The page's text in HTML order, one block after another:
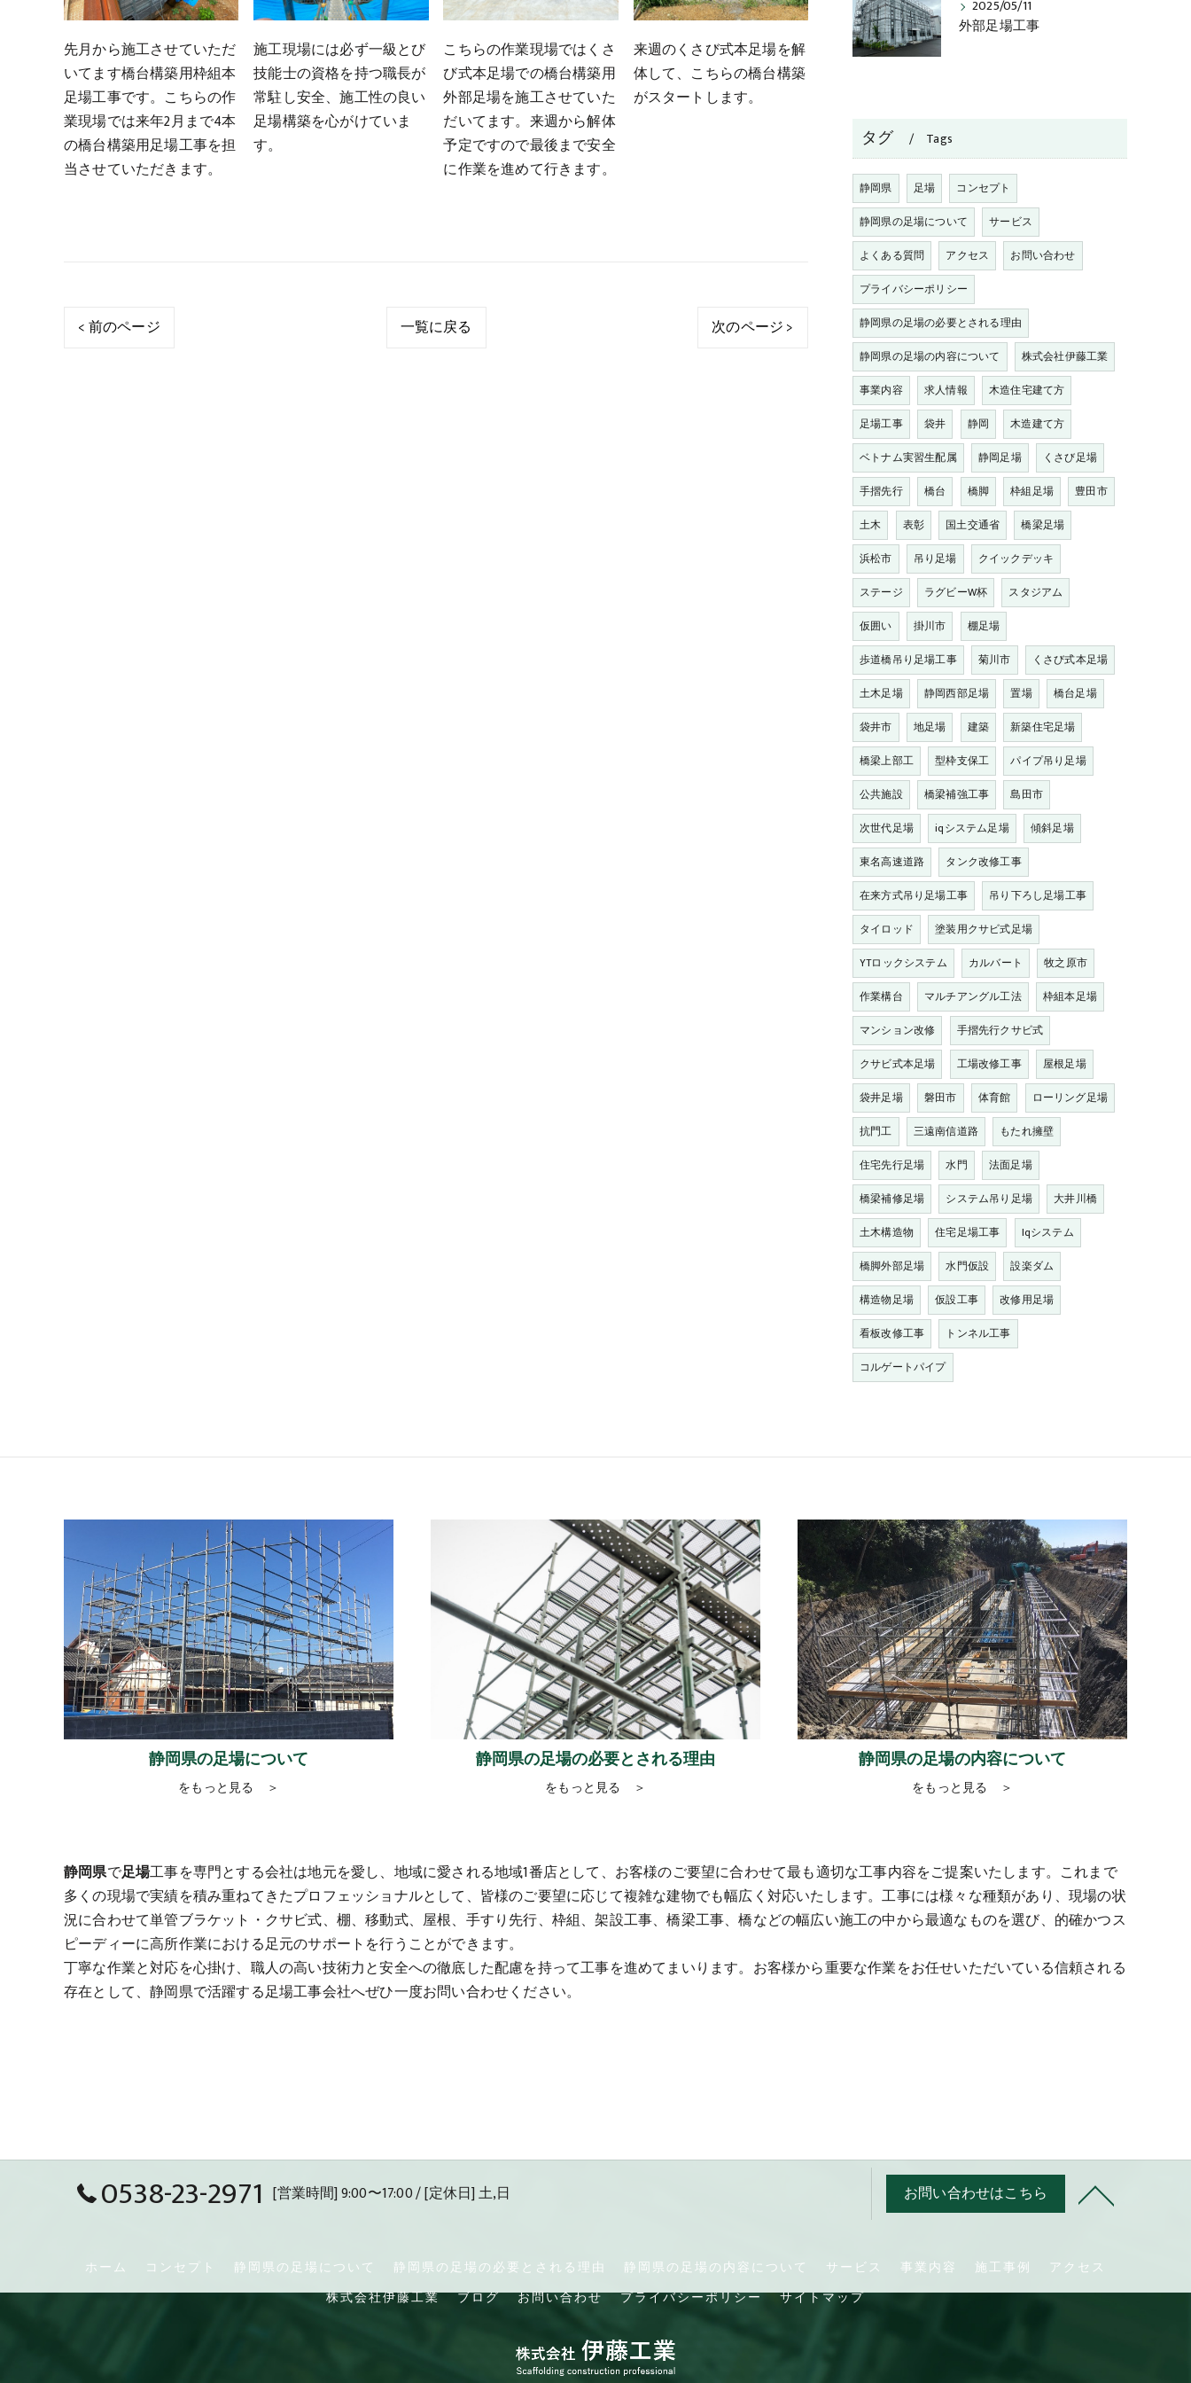
先月から施工させていただ
いてます橋台構築用枠組本
足場工事です。こちらの作
業現場では来年2月まで4本
の橋台構築用足場工事を担
当させていただきます。
施工現場には必ず一級とび
技能士の資格を持つ職長が
常駐し安全、施工性の良い
足場構築を心がけていま
す。
こちらの作業現場ではくさ
び式本足場での橋台構築用
外部足場を施工させていた
だいてます。来週から解体
予定ですので最後まで安全
に作業を進めて行きます。
来週のくさび式本足場を解
体して、こちらの橋台構築
がスタートします。
< 前のページ 一覧に戻る 次のページ >
2025/05/11
外部足場工事
タグ Tags
静岡県 足場
コンセプト
静岡県の足場について
サービス
よくある質問
アクセス
お問い合わせ
プライバシーポリシー
静岡県の足場の必要とされる理由
静岡県の足場の内容について
株式会社伊藤工業
事業内容
求人情報
木造住宅建て方
足場工事
袋井 静岡
木造建て方
ベトナム実習生配属
静岡足場
くさび足場
手摺先行
橋台 橋脚 枠組足場
豊田市
土木
表彰 国土交通省
橋梁足場
浜松市
吊り足場
クイックデッキ
ステージ
ラグビーW杯
スタジアム
仮囲い
掛川市
棚足場
歩道橋吊り足場工事
菊川市
くさび式本足場
土木足場
静岡西部足場 置場
橋台足場
袋井市
地足場 建築
新築住宅足場
橋梁上部工
型枠支保工
パイプ吊り足場
公共施設
橋梁補強工事
島田市
次世代足場
iqシステム足場
傾斜足場
東名高速道路
タンク改修工事
在来方式吊り足場工事
吊り下ろし足場工事
タイロッド
塗装用クサビ式足場
YTロックシステム
カルバート
牧之原市
作業構台
マルチアングル工法
枠組本足場
マンション改修
手摺先行クサビ式
クサビ式本足場
工場改修工事
屋根足場
袋井足場
磐田市 体育館
ローリング足場
抗門工
三遠南信道路
もたれ擁壁
住宅先行足場
水門
法面足場
橋梁補修足場
システム吊り足場
大井川橋
土木構造物
住宅足場工事
Iqシステム
橋脚外部足場
水門仮設
設楽ダム
構造物足場
仮設工事
改修用足場
看板改修工事
トンネル工事
コルゲートパイプ
静岡県の足場について
をもっと見る ＞
静岡県の足場の必要とされる理由
をもっと見る ＞
静岡県の足場の内容について
をもっと見る ＞
静岡県で足場工事を専門とする会社は地元を愛し、地域に愛される地域1番店として、お客様のご要望に合わせて最も適切な工事内容をご提案いたします。これまで
多くの現場で実績を積み重ねてきたプロフェッショナルとして、皆様のご要望に応じて複雑な建物でも幅広く対応いたします。工事には様々な種類があり、現場の状
況に合わせて単管ブラケット・クサビ式、棚、移動式、屋根、手すり先行、枠組、架設工事、橋梁工事、橋などの幅広い施工の中から最適なものを選び、的確かつス
ピーディーに高所作業における足元のサポートを行うことができます。
丁寧な作業と対応を心掛け、職人の高い技術力と安全への徹底した配慮を持って工事を進めてまいります。お客様から重要な作業をお任せいただいている信頼される
存在として、静岡県で活躍する足場工事会社へぜひ一度お問い合わせください。
0538-23-2971 [営業時間] 9:00〜17:00 / [定休日] 土,日 お問い合わせはこちら
ホーム コンセプト 静岡県の足場について 静岡県の足場の必要とされる理由 静岡県の足場の内容について サービス 事業内容 施工事例
アクセス
株式会社伊藤工業
ブログ お問い合わせ プライバシーポリシー サイトマップ